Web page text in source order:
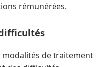
rémunérées.
de traitement